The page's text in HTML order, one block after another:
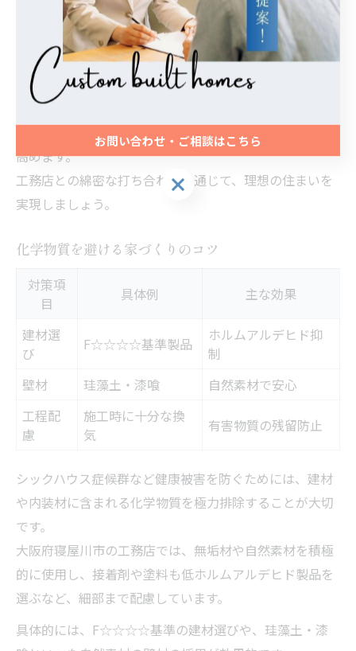
将来的な家族構成の変化にも対応できるフレキシブルな
間取りも提案されています。
日々の家事や育児がスムーズに進むよう、生活動線を短
くする工夫が求められます。
また、家族みんなが集まるリビングや、個々のプライベ
ート空間の確保など、バランスの取れた設計が快適性を
高めます。
工務店との綿密な打ち合わせを通じて、理想の住まいを
実現しましょう。
化学物質を避ける家づくりのコツ
対策項
目
具体例 主な効果
建材選
び
F☆☆☆☆基準製品
ホルムアルデヒド抑
制
壁材
珪藻土・漆喰
自然素材で安心
工程配
慮
施工時に十分な換
気
有害物質の残留防止
シックハウス症候群など健康被害を防ぐためには、建材
や内装材に含まれる化学物質を極力排除することが大切
です。
大阪府寝屋川市の工務店では、無垢材や自然素材を積極
的に使用し、接着剤や塗料も低ホルムアルデヒド製品を
選ぶなど、細部まで配慮しています。
具体的には、F☆☆☆☆基準の建材選びや、珪藻土・漆
お問い合わせ・ご相談はこちら
お問い合わせ・ご相談はこちら